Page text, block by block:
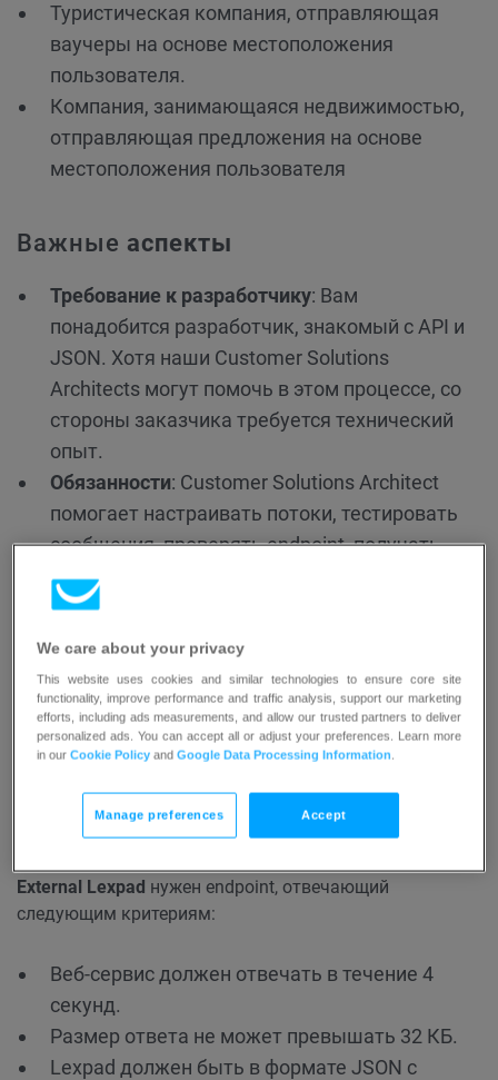
Туристическая компания, отправляющая
ваучеры на основе местоположения
пользователя.
Компания, занимающаяся недвижимостью,
отправляющая предложения на основе
местоположения пользователя
Важные аспекты
Требование к разработчику: Вам
понадобится разработчик, знакомый с API и
JSON. Хотя наши Customer Solutions
Architects могут помочь в этом процессе, со
стороны заказчика требуется технический
опыт.
Обязанности: Customer Solutions Architect
помогает настраивать потоки, тестировать
сообщения, проверять endpoint, получать
информацию, объединять необходимые
данные в базе данных и, при необходимости,
структурировать JSON. Однако они не несут
ответственности за конечное содержание и
результаты сообщений. Клиенты должны
тщательно тестировать рабочие процессы
перед их запуском.
Требования к endpoint
External Lexpad нужен endpoint, отвечающий
следующим критериям:
Веб-сервис должен отвечать в течение 4
секунд.
Размер ответа не может превышать 32 КБ.
Lexpad должен быть в формате JSON с
We care about your privacy
This website uses cookies and similar technologies to ensure core site
functionality, improve performance and traffic analysis, support our marketing
efforts, including ads measurements, and allow our trusted partners to deliver
personalized ads. You can accept all or adjust your preferences. Learn more
in ourCookie Policy andGoogle Data Processing Information
Manage preferences Accept